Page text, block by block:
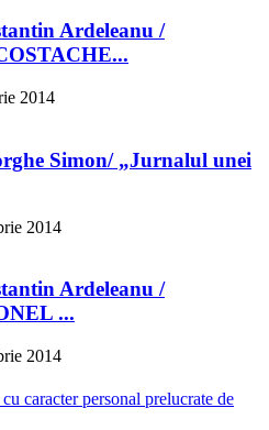
Ardeleanu /
2014
Simon/ „Jurnalul unei
2014
Ardeleanu /
...
2014
caracter personal prelucrate de